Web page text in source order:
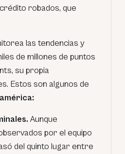
robados, que
las tendencias y
de millones de puntos
, su propia
Estos son algunos de
Aunque
por el equipo
del quinto lugar entre